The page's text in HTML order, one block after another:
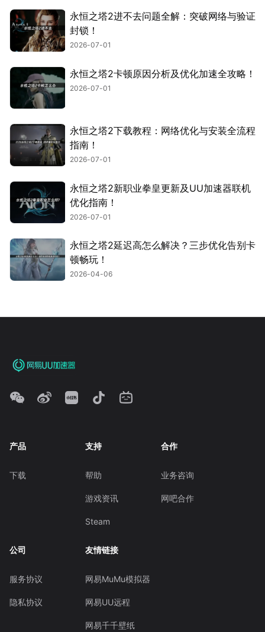
永恒之塔2进不去问题全解：突破网络与验证
封锁！
2026-07-01
永恒之塔2卡顿原因分析及优化加速全攻略！
2026-07-01
永恒之塔2下载教程：网络优化与安装全流程
指南！
2026-07-01
永恒之塔2新职业拳皇更新及UU加速器联机
优化指南！
2026-07-01
永恒之塔2延迟高怎么解决？三步优化告别卡
顿畅玩！
2026-04-06
产品
下载
支持
帮助
游戏资讯
Steam
合作
业务咨询
网吧合作
公司
服务协议
隐私协议
友情链接
网易MuMu模拟器
网易UU远程
网易千千壁纸